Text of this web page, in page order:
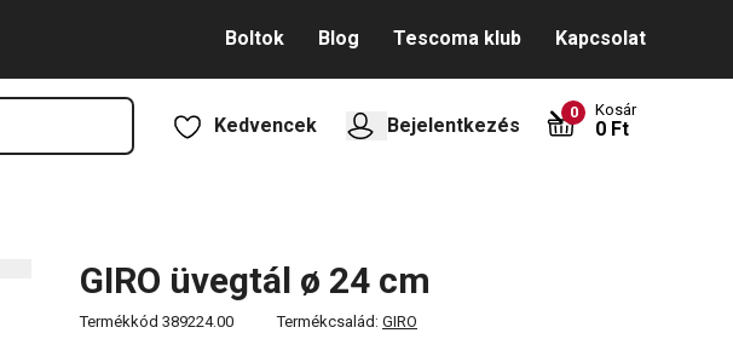
Boltok Blog Tescoma klub Kapcsolat
Kedvencek Bejelentkezés
0 Kosár
0 Ft
GIRO üvegtál ø 24 cm
Termékkód 389224.00 Termékcsalád: GIRO